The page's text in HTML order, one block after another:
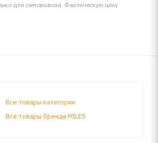
для самовывоза. Фактическую цену
Все товары категории
Все товары бренда MILES